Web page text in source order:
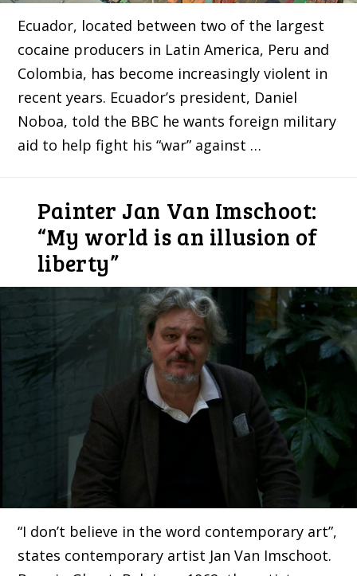
Ecuador, located between two of the largest
cocaine producers in Latin America, Peru and
Colombia, has become increasingly violent in
recent years. Ecuador’s president, Daniel
Noboa, told the BBC he wants foreign military
aid to help fight his “war” against …
Painter Jan Van Imschoot:
“My world is an illusion of
liberty”
“I don’t believe in the word contemporary art”,
states contemporary artist Jan Van Imschoot.